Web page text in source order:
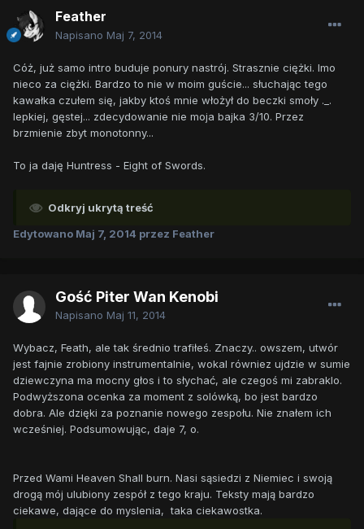
Feather
Napisano Maj 7, 2014
Cóż, już samo intro buduje ponury nastrój. Strasznie ciężki. Imo
nieco za ciężki. Bardzo to nie w moim guście... słuchając tego
kawałka czułem się, jakby ktoś mnie włożył do beczki smoły ._.
lepkiej, gęstej... zdecydowanie nie moja bajka 3/10. Przez
brzmienie zbyt monotonny...
To ja daję Huntress - Eight of Swords.
Odkryj ukrytą treść
Edytowano Maj 7, 2014 przez Feather
Gość Piter Wan Kenobi
Napisano Maj 11, 2014
Wybacz, Feath, ale tak średnio trafiłeś. Znaczy.. owszem, utwór
jest fajnie zrobiony instrumentalnie, wokal równiez ujdzie w sumie
dziewczyna ma mocny głos i to słychać, ale czegoś mi zabraklo.
Podwyższona ocenka za moment z solówką, bo jest bardzo
dobra. Ale dzięki za poznanie nowego zespołu. Nie znałem ich
wcześniej. Podsumowując, daje 7, o.
Przed Wami Heaven Shall burn. Nasi sąsiedzi z Niemiec i swoją
drogą mój ulubiony zespół z tego kraju. Teksty mają bardzo
ciekawe, dające do myslenia, taka ciekawostka.